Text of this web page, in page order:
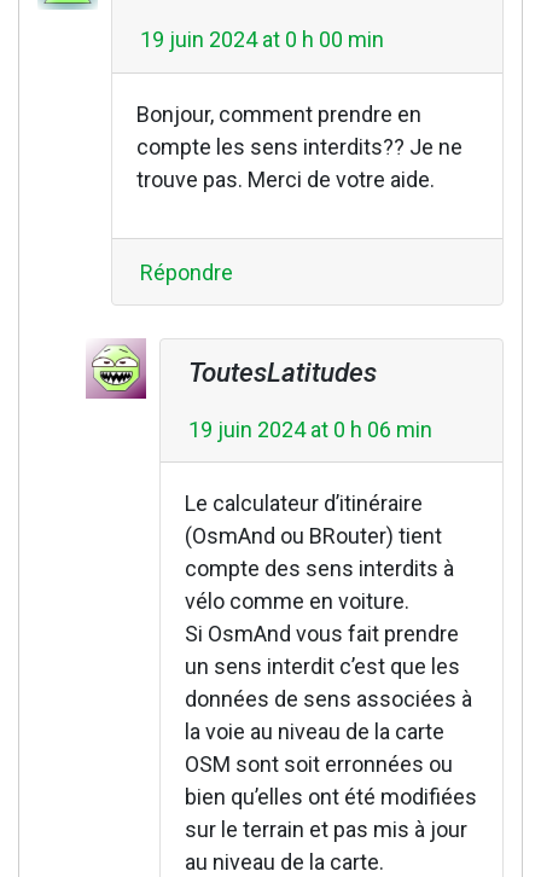
19 juin 2024 at 0 h 00 min
Bonjour, comment prendre en
compte les sens interdits?? Je ne
trouve pas. Merci de votre aide.
Répondre
ToutesLatitudes
19 juin 2024 at 0 h 06 min
Le calculateur d’itinéraire
(OsmAnd ou BRouter) tient
compte des sens interdits à
vélo comme en voiture.
Si OsmAnd vous fait prendre
un sens interdit c’est que les
données de sens associées à
la voie au niveau de la carte
OSM sont soit erronnées ou
bien qu’elles ont été modifiées
sur le terrain et pas mis à jour
au niveau de la carte.